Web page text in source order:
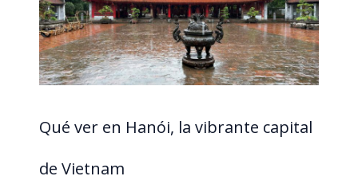
Qué ver en Hanói, la vibrante capital
de Vietnam